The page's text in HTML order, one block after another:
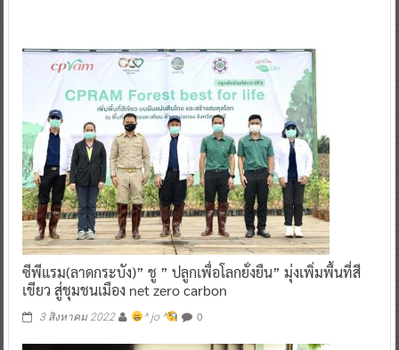
ซีพีแรม(ลาดกระบัง)” ชู ” ปลูกเพื่อโลกยั่งยืน” มุ่งเพิ่มพื้นที่สี
เขียว สู่ชุมชนเมือง net zero carbon
3 สิงหาคม 2022 ^ jo ^ 0